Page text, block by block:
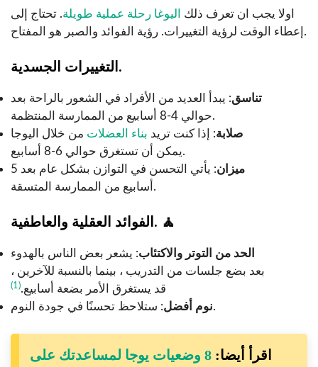
اولا يجب ان تعرف ذلك اليوغا رحلة عملية طويلة. تحتاج إلى
إعطاء الوقت لرؤية التغييرات. رؤية الفوائد والصبر هو المفتاح.
التغييرات الجسدية.
تناسق: يبدأ العديد من الأفراد في الشعور بالراحة بعد
حوالي 4-8 أسابيع من الممارسة المنتظمة.
صلابة: إذا كنت تريد بناء العضلات من خلال اليوجا
يمكن أن تستغرق حوالي 6-8 أسابيع.
ميزان
: يأتي التحسن في التوازن بشكل عام بعد 5
أسابيع من الممارسة المتسقة.
الفوائد العقلية والعاطفية. 🧘
الحد من التوتر والاكتئاب: يشعر بعض الناس بالهدوء
بعد بضع جلسات من التدريب ، بينما بالنسبة للآخرين ،
قد يستغرق الأمر بضعة أسابيع.(1)
نوم أفضل: ستلاحظ تحسنًا في جودة النوم.
اقرأ أيضا:
8 وضعيات يوجا لمساعدتك على